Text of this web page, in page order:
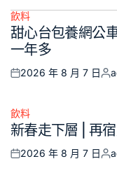
Posted
in
飲料
甜心台包養網公
一年多
Posted
2026 年 8 月 7 日
Posted
in
飲料
新春走下層 | 再
Posted
2026 年 8 月 7 日